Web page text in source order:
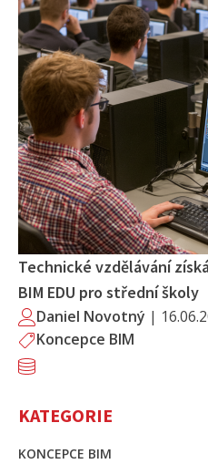
Technické vzdělávání
BIM EDU pro střední školy
Daniel Novotný |
Koncepce BIM
KATEGORIE
KONCEPCE BIM